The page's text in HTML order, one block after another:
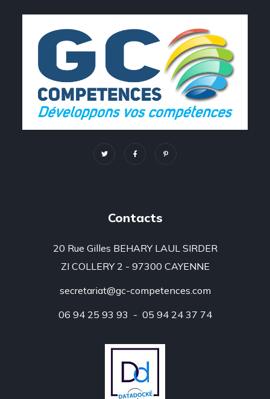
Contacts
20 Rue Gilles BEHARY LAUL SIRDER
ZI COLLERY 2 - 97300 CAYENNE
secretariat@gc-competences.com
06 94 25 93 93 - 05 94 24 37 74